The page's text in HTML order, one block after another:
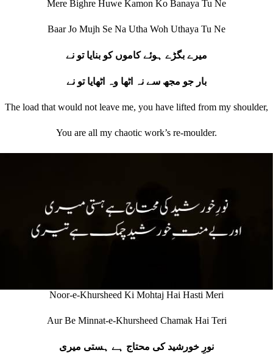
Mere Bighre Huwe Kamon Ko Banaya Tu Ne
Baar Jo Mujh Se Na Utha Woh Uthaya Tu Ne
میرے بگڑے ہوئے کاموں کو بنایا تو نے
بار جو مجھ سے نہ اٹھا وہ اٹھایا تو نے
The load that would not leave me, you have lifted from my shoulder,
You are all my chaotic work’s re‐moulder.
Noor-e-Khursheed Ki Mohtaj Hai Hasti Meri
Aur Be Minnat-e-Khursheed Chamak Hai Teri
نورِ خورشید کی محتاج ہے ہستی میری